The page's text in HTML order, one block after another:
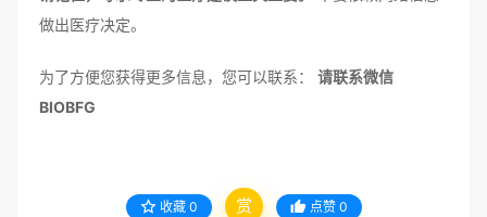
做出医疗决定。
为了方便您获得更多信息，您可以联系： 请联系微信
BIOBFG
收藏 0 赏 点赞 0